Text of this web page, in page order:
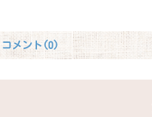
コメント(0)